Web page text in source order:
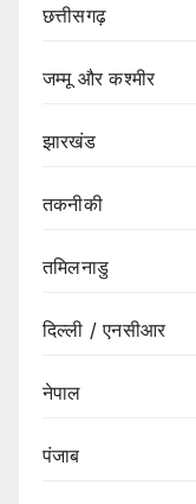
छत्तीसगढ़
जम्मू और कश्मीर
झारखंड
तकनीकी
तमिलनाडु
दिल्ली / एनसीआर
नेपाल
पंजाब